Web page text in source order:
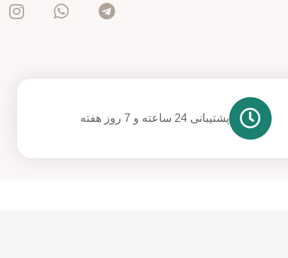
پشتیبانی 24 ساعته و 7 روز هفته